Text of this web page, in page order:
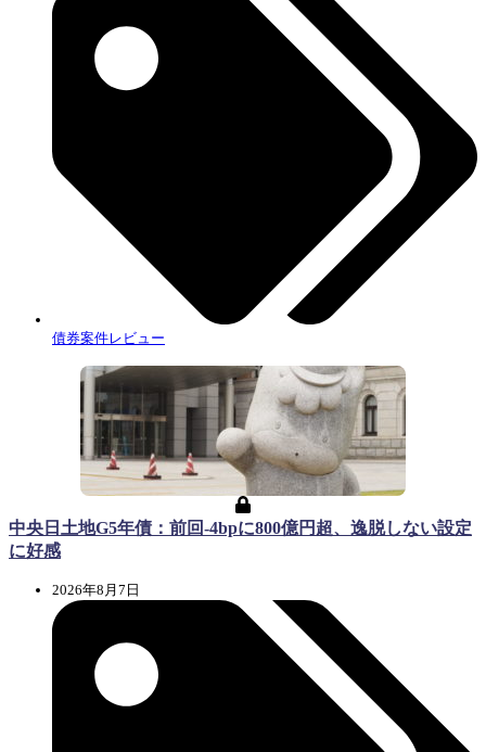
債券案件レビュー
中央日土地G5年債：前回-4bpに800億円超、逸脱しない設定
に好感
2026年8月7日